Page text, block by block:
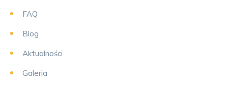
FAQ
Blog
Aktualności
Galeria